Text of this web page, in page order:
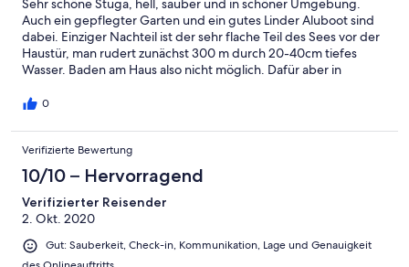
Sehr schöne Stuga, hell, sauber und in schöner Umgebung.
Auch ein gepflegter Garten und ein gutes Linder Aluboot sind
dabei. Einziger Nachteil ist der sehr flache Teil des Sees vor der
Haustür, man rudert zunächst 300 m durch 20-40cm tiefes
Wasser. Baden am Haus also nicht möglich. Dafür aber in
0
Verifizierte Bewertung
10/10 – Hervorragend
Verifizierter Reisender
2. Okt. 2020
Gut: Sauberkeit, Check-in, Kommunikation, Lage und Genauigkeit